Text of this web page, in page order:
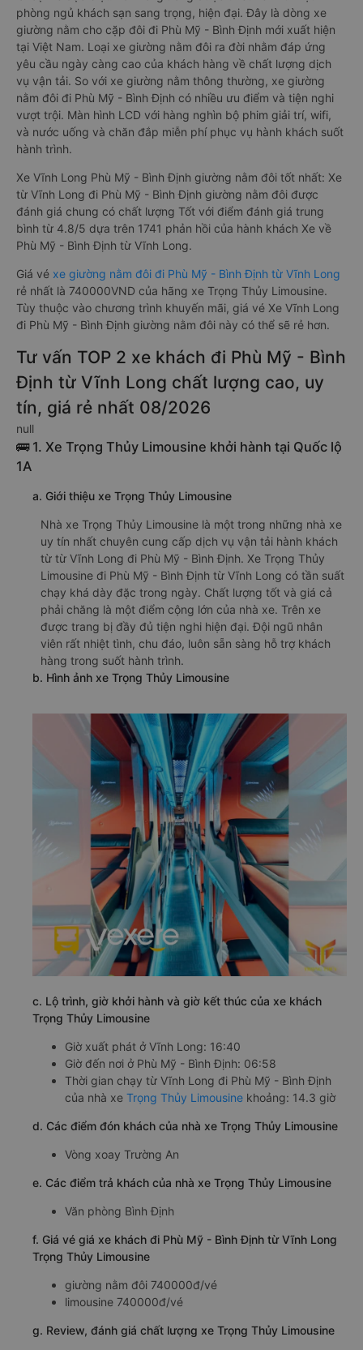
phòng ngủ khách sạn sang trọng, hiện đại. Đây là dòng xe
giường nằm cho cặp đôi đi Phù Mỹ - Bình Định mới xuất hiện
tại Việt Nam. Loại xe giường nằm đôi ra đời nhằm đáp ứng
yêu cầu ngày càng cao của khách hàng về chất lượng dịch
vụ vận tải. So với xe giường nằm thông thường, xe giường
nằm đôi đi Phù Mỹ - Bình Định có nhiều ưu điểm và tiện nghi
vượt trội. Màn hình LCD với hàng nghìn bộ phim giải trí, wifi,
và nước uống và chăn đắp miễn phí phục vụ hành khách suốt
hành trình.
Xe Vĩnh Long Phù Mỹ - Bình Định giường nằm đôi tốt nhất: Xe
từ Vĩnh Long đi Phù Mỹ - Bình Định giường nằm đôi được
đánh giá chung có chất lượng Tốt với điểm đánh giá trung
bình từ 4.8/5 dựa trên 1741 phản hồi của hành khách Xe về
Phù Mỹ - Bình Định từ Vĩnh Long.
Giá vé xe giường nằm đôi đi Phù Mỹ - Bình Định từ Vĩnh Long
rẻ nhất là 740000VND của hãng xe Trọng Thủy Limousine.
Tùy thuộc vào chương trình khuyến mãi, giá vé Xe Vĩnh Long
đi Phù Mỹ - Bình Định giường nằm đôi này có thể sẽ rẻ hơn.
Tư vấn TOP 2 xe khách đi Phù Mỹ - Bình
Định từ Vĩnh Long chất lượng cao, uy
tín, giá rẻ nhất 08/2026
null
🚌 1. Xe Trọng Thủy Limousine khởi hành tại Quốc lộ
1A
a. Giới thiệu xe Trọng Thủy Limousine
Nhà xe Trọng Thủy Limousine là một trong những nhà xe
uy tín nhất chuyên cung cấp dịch vụ vận tải hành khách
từ từ Vĩnh Long đi Phù Mỹ - Bình Định. Xe Trọng Thủy
Limousine đi Phù Mỹ - Bình Định từ Vĩnh Long có tần suất
chạy khá dày đặc trong ngày. Chất lượng tốt và giá cả
phải chăng là một điểm cộng lớn của nhà xe. Trên xe
được trang bị đầy đủ tiện nghi hiện đại. Đội ngũ nhân
viên rất nhiệt tình, chu đáo, luôn sẵn sàng hỗ trợ khách
hàng trong suốt hành trình.
b. Hình ảnh xe Trọng Thủy Limousine
c. Lộ trình, giờ khởi hành và giờ kết thúc của xe khách
Trọng Thủy Limousine
Giờ xuất phát ở Vĩnh Long: 16:40
Giờ đến nơi ở Phù Mỹ - Bình Định: 06:58
Thời gian chạy từ Vĩnh Long đi Phù Mỹ - Bình Định
của nhà xe Trọng Thủy Limousine khoảng: 14.3 giờ
d. Các điểm đón khách của nhà xe Trọng Thủy Limousine
Vòng xoay Trường An
e. Các điểm trả khách của nhà xe Trọng Thủy Limousine
Văn phòng Bình Định
f. Giá vé giá xe khách đi Phù Mỹ - Bình Định từ Vĩnh Long
Trọng Thủy Limousine
giường nằm đôi 740000đ/vé
limousine 740000đ/vé
g. Review, đánh giá chất lượng xe Trọng Thủy Limousine